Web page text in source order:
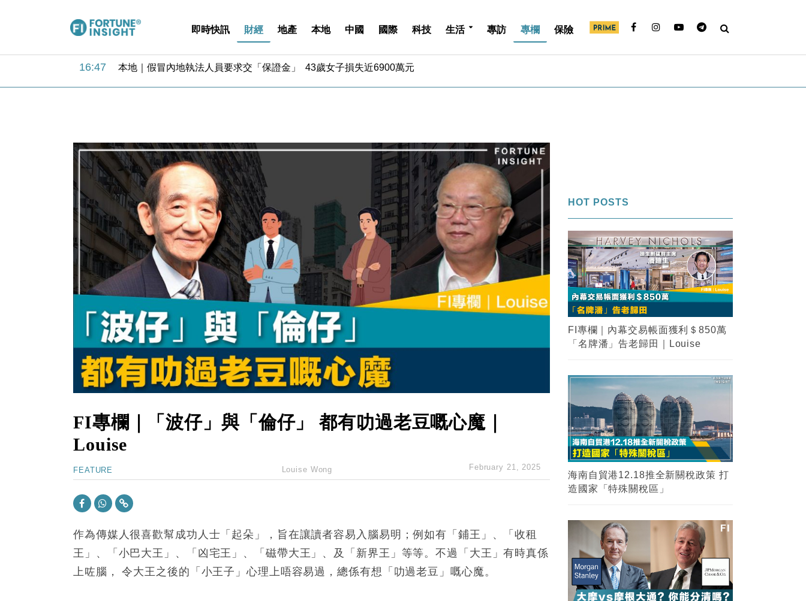
即時快訊 財經 地產 本地 中國 國際 科技 生活 專訪 專欄 保險
16:47 本地｜假冒內地執法人員要求交「保證金」 43歲女子損失近6900萬元
12:44 財經｜日本春季三度入市撐日圓 4月單日斥6.28萬億日圓干預創新高
11:12 國際｜特朗普料美伊戰事快結束 承認部分彈藥庫存緊張
15:59 財經｜SA售股自救後再出手 斥4億美元押注未上市公司
11:30 財經｜精星香港夥菜鳥拓全球智慧倉儲市場 加快海外市場落地
14:50 地產｜大酒店中期轉賺2300萬元 斥21億翻新香港及東京半島
16:47 本地｜假冒內地執法人員要求交「保證金」 43歲女子損失近6900萬元
16:05 財經｜日經失守6.5萬點後回穩 全周仍升近2%
15:47 財經｜恒隆10月換帥 玩具「反」斗城亞洲CEO蔡德粦接任
15:11 財經｜韓股反覆波動收跌 連挫7周創逾3年最長跌勢
13:44 財經｜內地7月美元計價出口增近24%勝預期 貿易順差達1125億美元
12:44 財經｜日本春季三度入市撐日圓 4月單日斥6.28萬億日圓干預創新高
國際｜特朗普料美伊戰事快結束 承認部分彈藥庫存緊張
15:59 財經｜SA售股自救後再出手 斥4億美元押注未上市公司
11:30 財經｜精星香港夥菜鳥拓全球智慧倉儲市場 加快海外市場落地
14:50 地產｜大酒店中期轉賺2300萬元 斥21億翻新香港及東京半島
FI專欄｜「波仔」與「倫仔」 都有叻過老豆嘅心魔｜
Louise
FEATURE Louise Wong February 21, 2025
作為傳媒人很喜歡幫成功人士「起朵」，旨在讓讀者容易入腦易明；例如有「鋪王」、「收租
王」、「小巴大王」、「凶宅王」、「磁帶大王」、及「新界王」等等。不過「大王」有時真係
上咗腦， 令大王之後的「小王子」心理上唔容易過，總係有想「叻過老豆」嘅心魔。
HOT POSTS
FI專欄｜內幕交易帳面獲利＄850萬
「名牌潘」告老歸田｜Louise
海南自貿港12.18推全新關稅政策 打
造國家「特殊關稅區」